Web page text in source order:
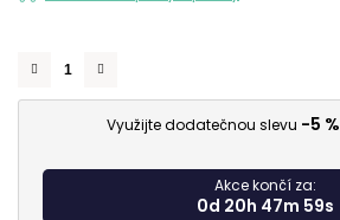
Využijte dodatečnou slevu -5 %
Akce končí za:
0d 20h 47m 58s